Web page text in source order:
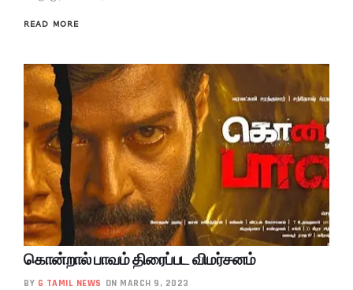
READ MORE
கொன்றால் பாவம் திரைப்பட விமர்சனம்
BY G TAMIL NEWS ON MARCH 9, 2023